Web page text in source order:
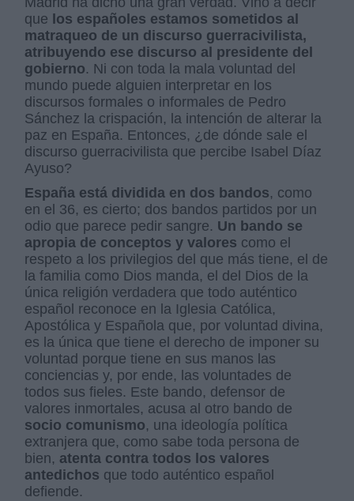
que los españoles estamos sometidos al
matraqueo de un discurso guerracivilista,
atribuyendo ese discurso al presidente del
gobierno. Ni con toda la mala voluntad del
mundo puede alguien interpretar en los
discursos formales o informales de Pedro
Sánchez la crispación, la intención de alterar la
paz en España. Entonces, ¿de dónde sale el
discurso guerracivilista que percibe Isabel Díaz
Ayuso?
España está dividida en dos bandos, como
en el 36, es cierto; dos bandos partidos por un
odio que parece pedir sangre. Un bando se
apropia de conceptos y valores como el
respeto a los privilegios del que más tiene, el de
la familia como Dios manda, el del Dios de la
única religión verdadera que todo auténtico
español reconoce en la Iglesia Católica,
Apostólica y Española que, por voluntad divina,
es la única que tiene el derecho de imponer su
voluntad porque tiene en sus manos las
conciencias y, por ende, las voluntades de
todos sus fieles. Este bando, defensor de
valores inmortales, acusa al otro bando de
socio comunismo, una ideología política
extranjera que, como sabe toda persona de
bien, atenta contra todos los valores
antedichos que todo auténtico español
defiende.